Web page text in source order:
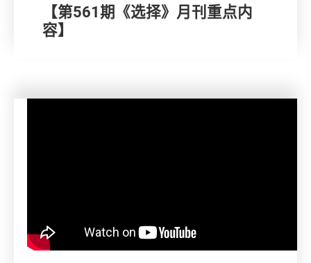
【第561期《选择》月刊重点内
容】